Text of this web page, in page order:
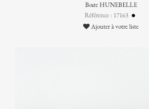
Boîte HUNEBELLE
Référence : 17163
Ajouter à votre liste